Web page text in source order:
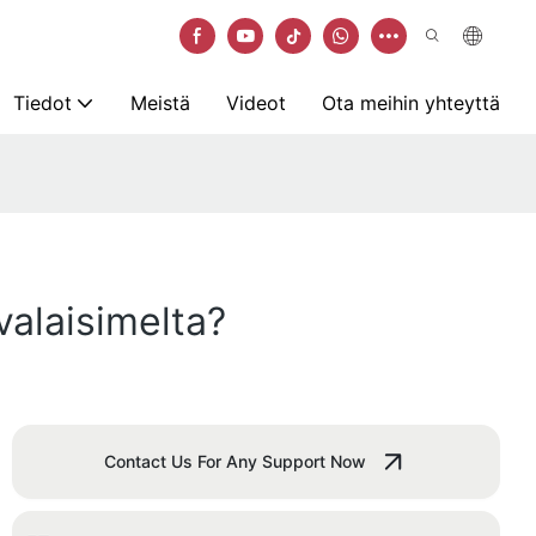
Tiedot Meistä Videot Ota meihin yhteyttä
Contact Us For Any Support Now